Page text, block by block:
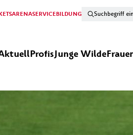
ARENASERVICEBILDUNG
ProfisJunge Wilde